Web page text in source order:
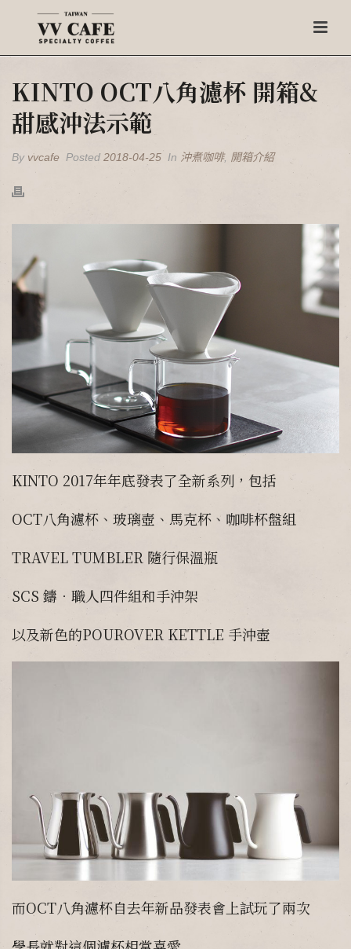
KINTO OCT八角濾杯 開箱&
甜感沖法示範
By vvcafe Posted 2018-04-25 In 沖煮咖啡, 開箱介紹
KINTO 2017年年底發表了全新系列，包括
OCT八角濾杯、玻璃壺、馬克杯、咖啡杯盤組
TRAVEL TUMBLER 隨行保溫瓶
SCS 鑄．職人四件組和手沖架
以及新色的POUROVER KETTLE 手沖壺
而OCT八角濾杯自去年新品發表會上試玩了兩次